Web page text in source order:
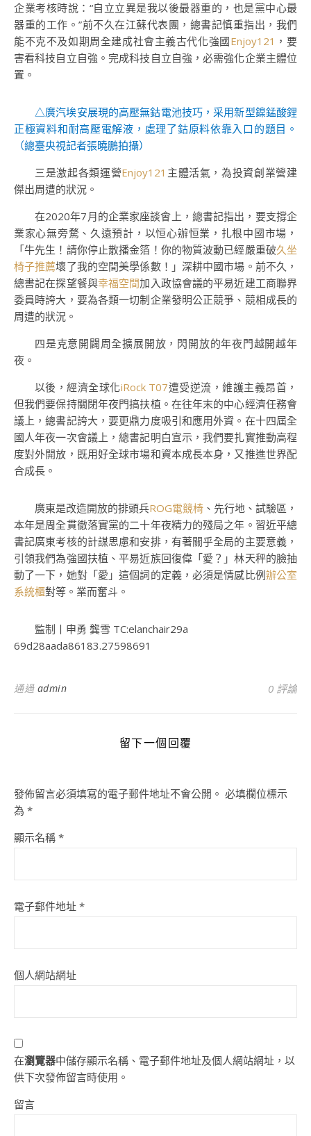
企業考核時說：“自立立異是我以後最器重的，也是黨中心最
器重的工作。”前不久在江蘇代表團，總書記慎重指出，我們
能不克不及如期周全建成社會主義古代化強國Enjoy121 ，要
害看科技自立自強。完成科技自立自強，必需強化企業主體位
置。
△廣汽埃安展現的高壓無鈷電池技巧，采用新型鎳錳酸鋰
正極資料和耐高壓電解液，處理了鈷原料依靠入口的題目。
（總臺央視記者張曉鵬拍攝）
三是激起各類運營Enjoy121 主體活氣，為投資創業營建
傑出周遭的狀況。
在2020年7月的企業家座談會上，總書記指出，要支撐企
業家心無旁騖、久遠預計，以恒心辦恒業，扎根中國市場，
「牛先生！請你停止散播金箔！你的物質波動已經嚴重破久坐
椅子推薦壞了我的空間美學係數！」深耕中國市場。前不久，
總書記在探望餐與幸福空間加入政協會議的平易近建工商聯界
委員時誇大，要為各類一切制企業發明公正競爭、競相成長的
周遭的狀況。
四是克意開闢周全擴展開放，閃開放的年夜門越開越年
夜。
以後，經濟全球化iRock T07遭受逆流，維護主義昂首，
但我們要保持關閉年夜門搞扶植。在往年末的中心經濟任務會
議上，總書記誇大，要更鼎力度吸引和應用外資。在十四屆全
國人年夜一次會議上，總書記明白宣示，我們要扎實推動高程
度對外開放，既用好全球市場和資本成長本身，又推進世界配
合成長。
廣東是改造開放的排頭兵ROG電競椅 、先行地、試驗區，
本年是周全貫徹落實黨的二十年夜精力的殘局之年。習近平總
書記廣東考核的計謀思慮和安排，有著關乎全局的主要意義，
引領我們為強國扶植、平易近族回復偉「愛？」林天秤的臉抽
動了一下，她對「愛」這個詞的定義，必須是情感比例辦公室
系統櫃對等。業而奮斗。
監制丨申勇 龔雪 TC:elanchair29a
69d28aada86183.27598691
通過 admin 0 評論
留下一個回覆
發佈留言必須填寫的電子郵件地址不會公開。 必填欄位標示
為 *
顯示名稱 *
電子郵件地址 *
個人網站網址
在瀏覽器中儲存顯示名稱、電子郵件地址及個人網站網址，以
供下次發佈留言時使用。
留言